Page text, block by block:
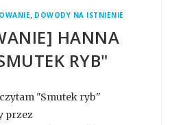
, DOWODY NA ISTNIENIE
HANNA
RYB"
czytam "Smutek ryb"
przez